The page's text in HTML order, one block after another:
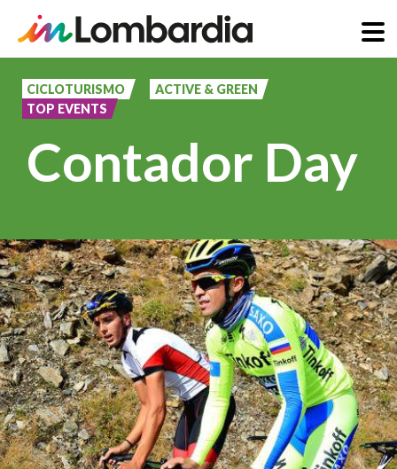
contenuto
principale
CICLOTURISMO
ACTIVE & GREEN
TOP EVENTS
Contador Day